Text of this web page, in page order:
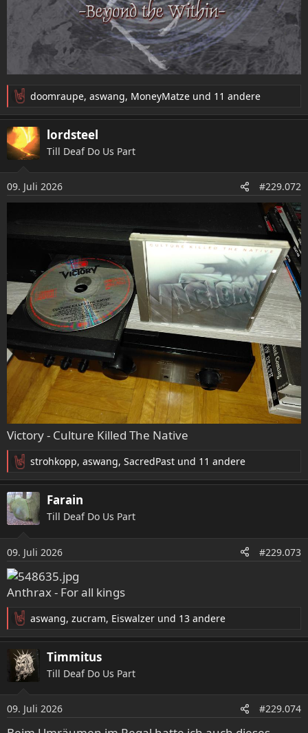
R
e
a
k
t
n
e
doomraupe, aswang, MoneyMatze und 11 andere
lordsteel
Till Deaf Do Us Part
09. Juli 2026 #229.072
Victory - Culture Killed The Native
R
e
a
k
t
n
e
:
strohkopp, aswang, SacredPast und 11 andere
Farain
Till Deaf Do Us Part
09. Juli 2026 #229.073
Anthrax - For all kings
R
e
a
k
n
e
aswang, zucram, Eiswalzer und 13 andere
Timmitus
Till Deaf Do Us Part
09. Juli 2026 #229.074